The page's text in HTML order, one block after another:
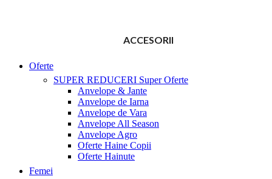
ACCESORII
Oferte
SUPER REDUCERI Super Oferte
Anvelope & Jante
Anvelope de Iarna
Anvelope de Vara
Anvelope All Season
Anvelope Agro
Oferte Haine Copii
Oferte Hainute
Femei